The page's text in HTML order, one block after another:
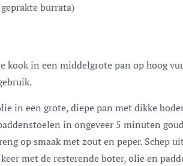
burrata)
kook in een middelgrote pan op hoog
in een grote, diepe pan met dikke
in ongeveer 5 minuten
op smaak met zout en peper. Schep
met de resterende boter, olie en